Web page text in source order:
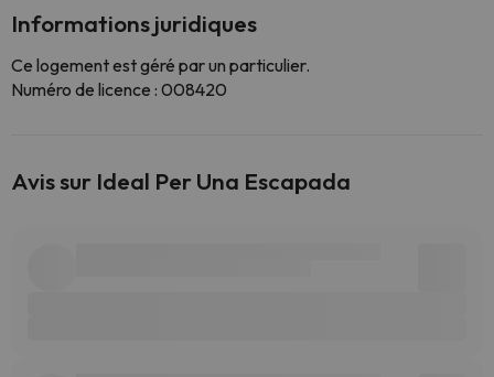
Informations juridiques
Ce logement est géré par un particulier.
Numéro de licence : 008420
Avis sur Ideal Per Una Escapada